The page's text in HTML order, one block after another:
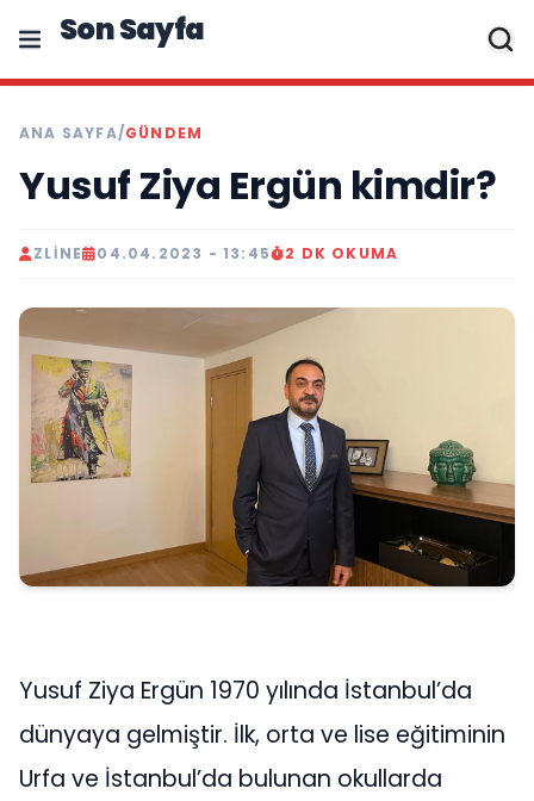
Son Sayfa
ANA SAYFA/GÜNDEM
Yusuf Ziya Ergün kimdir?
ZLINE 04.04.2023 - 13:45 2 DK OKUMA
Yusuf Ziya Ergün 1970 yılında İstanbul’da
dünyaya gelmiştir. İlk, orta ve lise eğitiminin
Urfa ve İstanbul’da bulunan okullarda